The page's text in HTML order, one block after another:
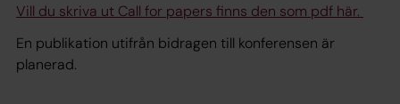
Vill du skriva ut Call for papers finns den som pdf här.
En publikation utifrån bidragen till konferensen är
planerad.